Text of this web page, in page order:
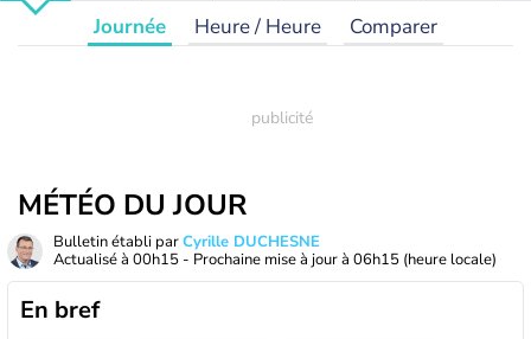
Journée Heure / Heure Comparer
MÉTÉO DU JOUR
Bulletin établi parCyrille DUCHESNE
Actualisé à 00h15 - Prochaine mise à jour à 06h15 (heure locale)
En bref